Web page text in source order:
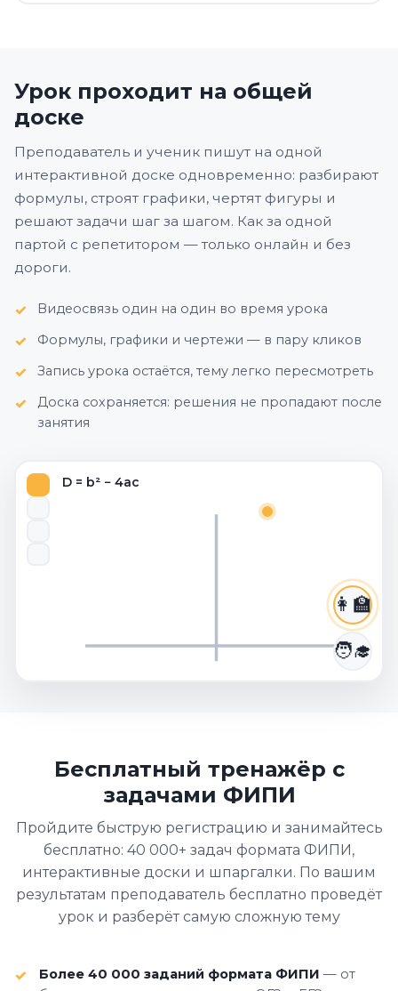
Урок проходит на общей
доске
Преподаватель и ученик пишут на одной
интерактивной доске одновременно: разбирают
формулы, строят графики, чертят фигуры и
решают задачи шаг за шагом. Как за одной
партой с репетитором — только онлайн и без
дороги.
Видеосвязь один на один во время урока
Формулы, графики и чертежи — в пару кликов
Запись урока остаётся, тему легко пересмотреть
Доска сохраняется: решения не пропадают после
занятия
D = b² − 4ac
👩‍🏫
🧑‍🎓
Бесплатный тренажёр с
задачами ФИПИ
Пройдите быструю регистрацию и занимайтесь
бесплатно: 40 000+ задач формата ФИПИ,
интерактивные доски и шпаргалки. По вашим
результатам преподаватель бесплатно проведёт
урок и разберёт самую сложную тему
Более 40 000 заданий формата ФИПИ — от